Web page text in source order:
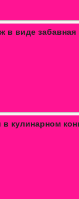
Битва стилей:
Зимний макияж для…